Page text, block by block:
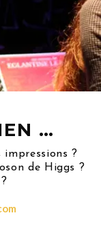
…
?
de Higgs ?